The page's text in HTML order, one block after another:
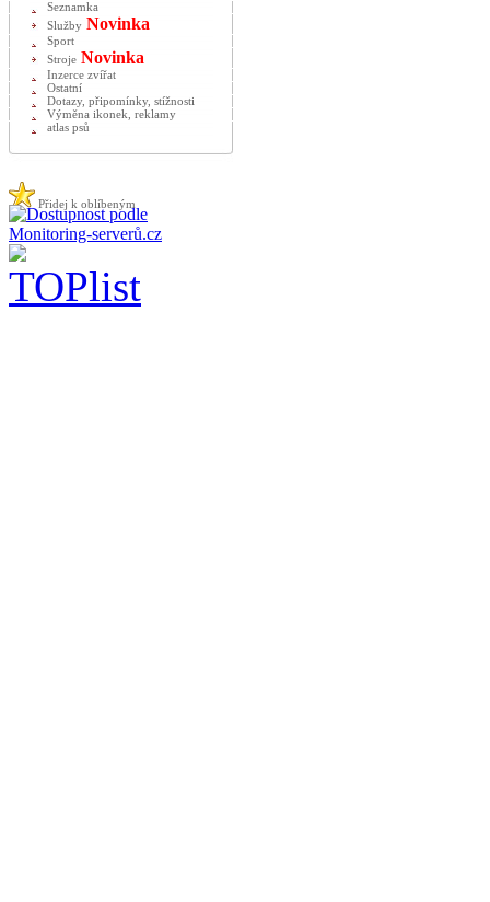
Seznamka
Služby Novinka
Sport
Stroje Novinka
Inzerce zvířat
Ostatní
Dotazy, připomínky, stížnosti
Výměna ikonek, reklamy
atlas psů
Přidej k oblíbeným